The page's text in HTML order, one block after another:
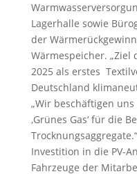
Lagerhalle sowie
der
Wärmespeicher. „Ziel
2025 als erstes
Deutschland
„Wir beschäftigen
‚Grünes Gas‘ für die
Investition in die PV-
Fahrzeuge der